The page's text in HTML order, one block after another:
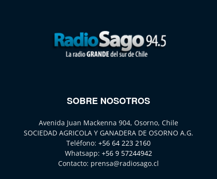
SOBRE NOSOTROS
Avenida Juan Mackenna 904, Osorno, Chile
SOCIEDAD AGRICOLA Y GANADERA DE OSORNO A.G.
Teléfono: +56 64 223 2160
Whatsapp: +56 9 57244942
Contacto: prensa@radiosago.cl